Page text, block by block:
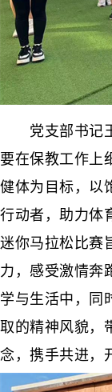
党支部书记王
要在保教工作上
健体为目标，以
行动者，助力体
迷你马拉松比赛
力，感受激情奔
学与生活中，同
取的精神风貌，
念，携手共进，